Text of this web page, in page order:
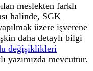
meslekten farklı
halinde, SGK
üzere işverene
daha detaylı bilgi
değişiklikleri
yazımızda mevcuttur.